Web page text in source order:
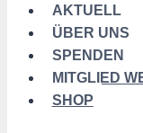
AKTUELL
ÜBER UNS
SPENDEN
MITGLIED
SHOP